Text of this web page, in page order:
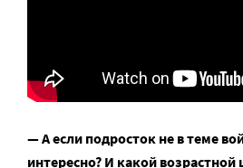
— А если подросток не в теме
интересно? И какой возрастной